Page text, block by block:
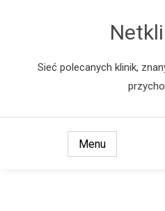
Sieć polecanych klinik,
Menu